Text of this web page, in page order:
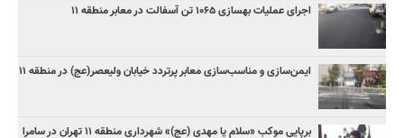
اجرای عملیات بهسازی ۱۰۶۵ تن آسفالت در معابر منطقه ۱۱
ایمن‌سازی و مناسب‌سازی معابر پرتردد خیابان ولیعصر(عج) در منطقه ۱۱
برپایی موکب «سلام یا مهدی (عج)» شهرداری منطقه ۱۱ تهران در سامرا